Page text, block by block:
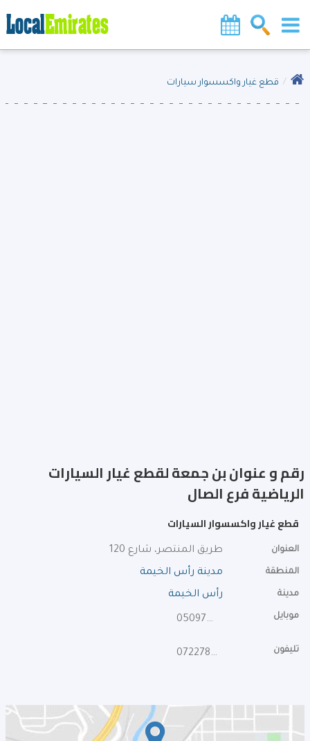
قطع غيار واكسسوار سيارات
رقم و عنوان بن جمعة لقطع غيار السيارات
الرياضية فرع الصال
قطع غيار واكسسوار السيارات
العنوان طريق المنتصر، شارع 120
المنطقة مدينة رأس الخيمة
مدينة رأس الخيمة
موبايل 0509790030
تليفون 072278989